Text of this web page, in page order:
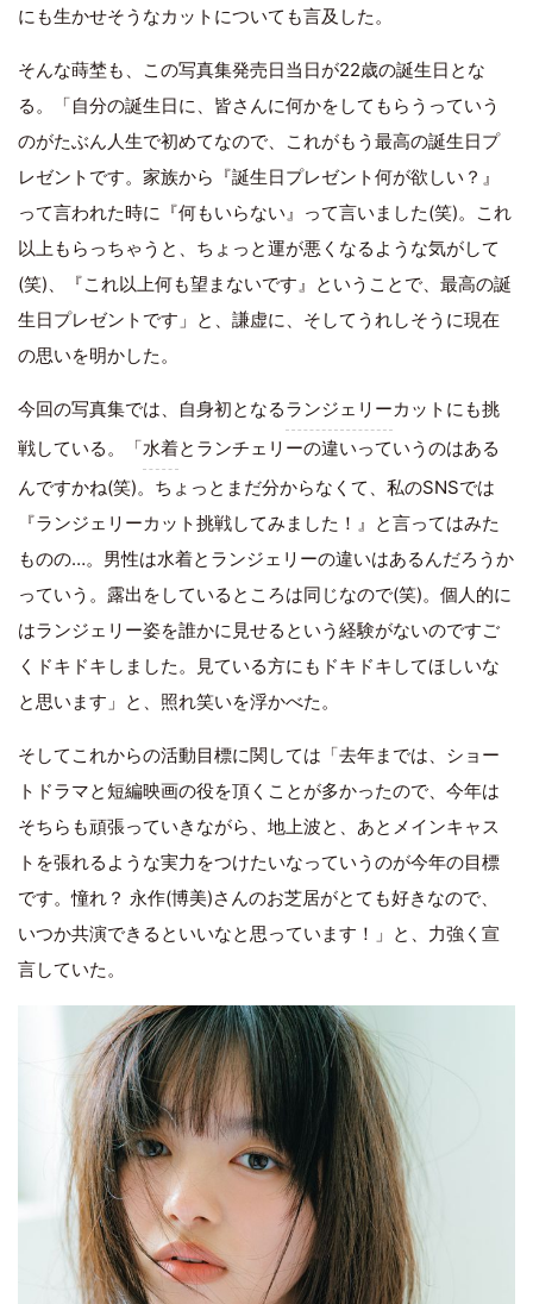
にも生かせそうなカットについても言及した。
そんな蒔埜も、この写真集発売日当日が22歳の誕生日とな
る。「自分の誕生日に、皆さんに何かをしてもらうっていう
のがたぶん人生で初めてなので、これがもう最高の誕生日プ
レゼントです。家族から『誕生日プレゼント何が欲しい？』
って言われた時に『何もいらない』って言いました(笑)。これ
以上もらっちゃうと、ちょっと運が悪くなるような気がして
(笑)、『これ以上何も望まないです』ということで、最高の誕
生日プレゼントです」と、謙虚に、そしてうれしそうに現在
の思いを明かした。
今回の写真集では、自身初となるランジェリーカットにも挑
戦している。「水着とランチェリーの違いっていうのはある
んですかね(笑)。ちょっとまだ分からなくて、私のSNSでは
『ランジェリーカット挑戦してみました！』と言ってはみた
ものの…。男性は水着とランジェリーの違いはあるんだろうか
っていう。露出をしているところは同じなので(笑)。個人的に
はランジェリー姿を誰かに見せるという経験がないのですご
くドキドキしました。見ている方にもドキドキしてほしいな
と思います」と、照れ笑いを浮かべた。
そしてこれからの活動目標に関しては「去年までは、ショー
トドラマと短編映画の役を頂くことが多かったので、今年は
そちらも頑張っていきながら、地上波と、あとメインキャス
トを張れるような実力をつけたいなっていうのが今年の目標
です。憧れ？ 永作(博美)さんのお芝居がとても好きなので、
いつか共演できるといいなと思っています！」と、力強く宣
言していた。